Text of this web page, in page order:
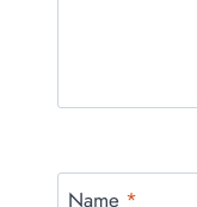
Name *